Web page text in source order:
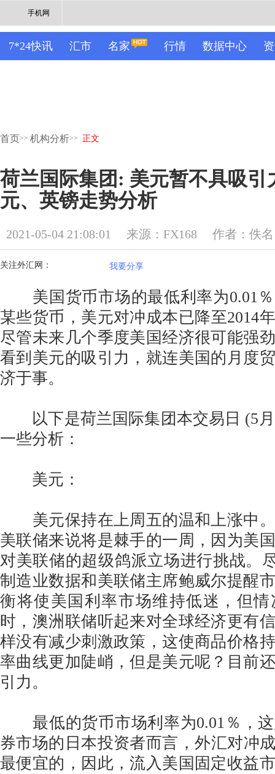
手机网
7*24快讯 汇市 名家 行情 数据中心
首页>> 机构分析>> 正文
荷兰国际集团: 美元暂不具吸引
元、英镑走势分析
2021-05-04 21:08:01 来源：FX168 作者：佚名
关注外汇网： 我要分享
美国货币市场的最低利率为0.01％
某些货币，美元对冲成本已降至2014
尽管未来几个季度美国经济很可能强
看到美元的吸引力，就连美国的月度
济于事。
以下是荷兰国际集团本交易日 (5月
一些分析：
美元：
美元保持在上周五的温和上涨中。
美联储来说将是棘手的一周，因为美
对美联储的超级鸽派立场进行挑战。
制造业数据和美联储主席鲍威尔提醒
衡将使美国利率市场维持低迷，但
时，澳洲联储听起来对全球经济更有
样没有减少刺激政策，这使商品价格
率曲线更加陡峭，但是美元呢？目前
引力。
最低的货币市场利率为0.01％，这
券市场的日本投资者而言，外汇对冲
最便宜的，因此，流入美国固定收益